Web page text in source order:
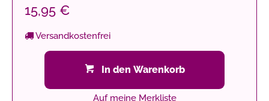
15,95 €
Versandkostenfrei
In den Warenkorb
Auf meine Merkliste